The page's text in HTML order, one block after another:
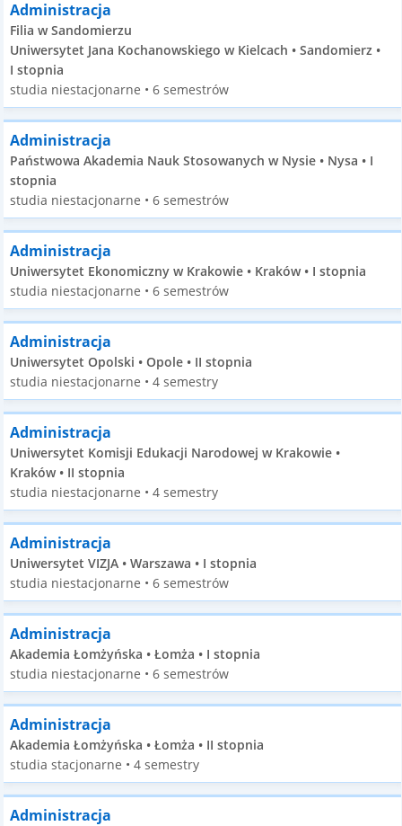
Administracja
Filia w Sandomierzu
Uniwersytet Jana Kochanowskiego w Kielcach • Sandomierz •
I stopnia
studia niestacjonarne • 6 semestrów
Administracja
Państwowa Akademia Nauk Stosowanych w Nysie • Nysa • I
stopnia
studia niestacjonarne • 6 semestrów
Administracja
Uniwersytet Ekonomiczny w Krakowie • Kraków • I stopnia
studia niestacjonarne • 6 semestrów
Administracja
Uniwersytet Opolski • Opole • II stopnia
studia niestacjonarne • 4 semestry
Administracja
Uniwersytet Komisji Edukacji Narodowej w Krakowie •
Kraków • II stopnia
studia niestacjonarne • 4 semestry
Administracja
Uniwersytet VIZJA • Warszawa • I stopnia
studia niestacjonarne • 6 semestrów
Administracja
Akademia Łomżyńska • Łomża • I stopnia
studia niestacjonarne • 6 semestrów
Administracja
Akademia Łomżyńska • Łomża • II stopnia
studia stacjonarne • 4 semestry
Administracja